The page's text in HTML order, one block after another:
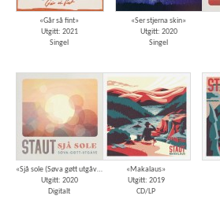
«Går så fint»
Utgitt: 2021
Singel
«Ser stjerna skin»
Utgitt: 2020
Singel
«Sjå sole (Søva gøtt utgåve)»
Utgitt: 2020
Digitalt
«Makalaus»
Utgitt: 2019
CD/LP